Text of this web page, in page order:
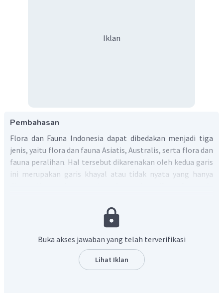
Iklan
Pembahasan
Flora dan Fauna Indonesia dapat dibedakan menjadi tiga
jenis, yaitu flora dan fauna Asiatis, Australis, serta flora dan
fauna peralihan. Hal tersebut dikarenakan oleh kedua garis
ini merupakan garis khayal atau tidak nyata yang hanya
Indonesia bagian Tengah dan Indonesia pada bagian Timur
sedangkan garis Weber membagi jenis flora dan
tengah. Penemu garis ini adalah seorang ilmuwan bernama
Alfred Russel Wallace dan Max Carl Wilhelm Weber.
Jadi, jawaban yang tepat adalah D.
Buka akses jawaban yang telah terverifikasi
Lihat Iklan